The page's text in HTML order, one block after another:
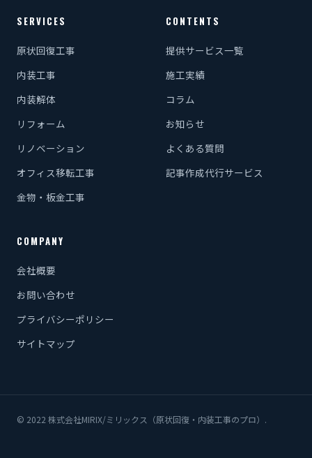
SERVICES
原状回復工事
内装工事
内装解体
リフォーム
リノベーション
オフィス移転工事
金物・板金工事
CONTENTS
提供サービス一覧
施工実績
コラム
お知らせ
よくある質問
記事作成代行サービス
COMPANY
会社概要
お問い合わせ
プライバシーポリシー
サイトマップ
© 2022 株式会社MIRIX/ミリックス（原状回復・内装工事のプロ）.